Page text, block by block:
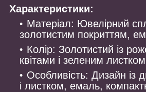
Характеристики:
Матеріал: Ювелірний
золотистим покриттям,
Колір: Золотистий із
квітами і зеленим
Особливість: Дизайн із
і листком, емаль,